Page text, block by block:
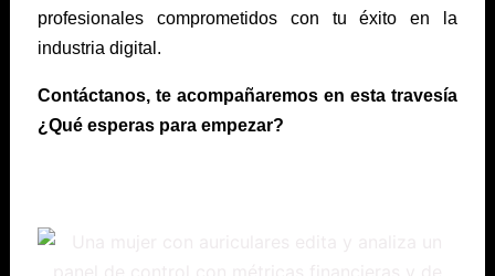
profesionales comprometidos con tu éxito en la
industria digital.
Contáctanos, te acompañaremos en esta travesía
¿Qué esperas para empezar?